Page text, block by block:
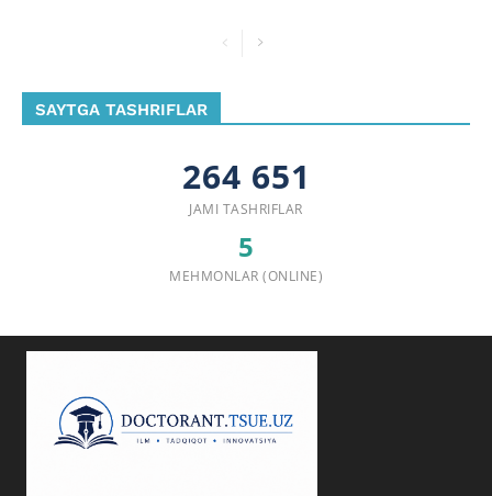
SAYTGA TASHRIFLAR
264 651
JAMI TASHRIFLAR
5
MEHMONLAR (ONLINE)